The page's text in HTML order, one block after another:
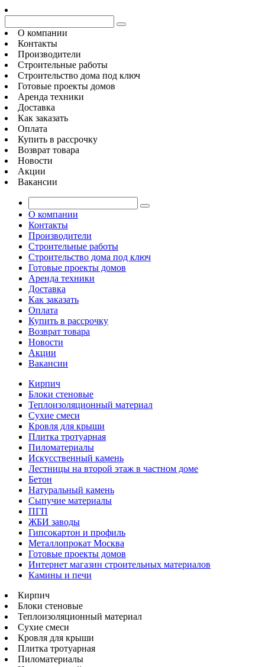
О компании
Контакты
Производители
Строительные работы
Строительство дома под ключ
Готовые проекты домов
Аренда техники
Доставка
Как заказать
Оплата
Купить в рассрочку
Возврат товара
Новости
Акции
Вакансии
О компании
Контакты
Производители
Строительные работы
Строительство дома под ключ
Готовые проекты домов
Аренда техники
Доставка
Как заказать
Оплата
Купить в рассрочку
Возврат товара
Новости
Акции
Вакансии
Кирпич
Блоки стеновые
Теплоизоляционный материал
Сухие смеси
Кровля для крыши
Плитка тротуарная
Пиломатериалы
Искусственный камень
Лестницы на второй этаж в частном доме
Бетон
Натуральный камень
Сыпучие материалы
ПГП
ЖБИ заводы
Гипсокартон и профиль
Металлопрокат Москва
Готовые проекты домов
Интернет магазин строительных материалов
Камины и печи
Кирпич
Блоки стеновые
Теплоизоляционный материал
Сухие смеси
Кровля для крыши
Плитка тротуарная
Пиломатериалы